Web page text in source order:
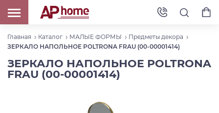
Главная Каталог МАЛЫЕ ФОРМЫ
Предметы декора
ЗЕРКАЛО НАПОЛЬНОЕ POLTRONA FRAU (00-00001414)
ЗЕРКАЛО НАПОЛЬНОЕ POLTRONA
FRAU (00-00001414)